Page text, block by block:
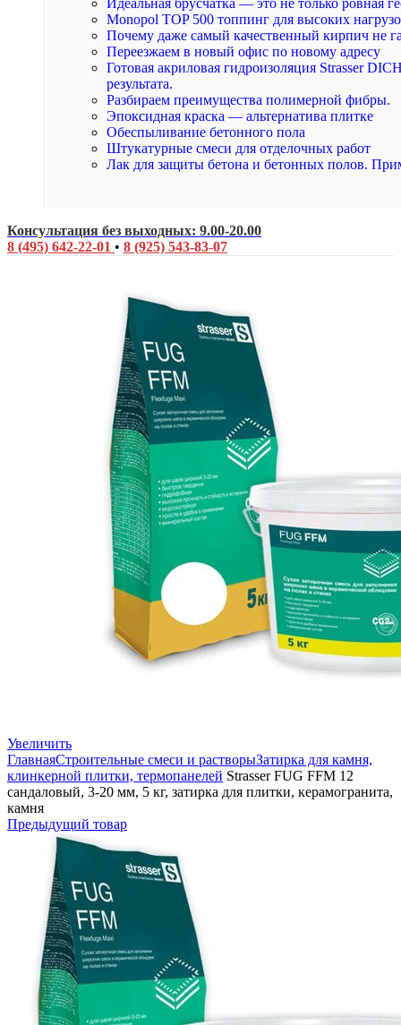
Идеальная брусчатка — это не только ровная
Monopol TOP 500 топпинг для высоких
Почему даже самый качественный кирпич не
Переезжаем в новый офис по новому адресу
Готовая акриловая гидроизоляция Strasser
результата.
Разбираем преимущества полимерной фибры.
Эпоксидная краска — альтернатива плитке
Обеспыливание бетонного пола
Штукатурные смеси для отделочных работ
Лак для защиты бетона и бетонных полов.
Консультация без выходных: 9.00-20.00
8 (495) 642-22-01 • 8 (925) 543-83-07
Увеличить
ГлавнаяСтроительные смеси и растворыЗатирка для камня,
клинкерной плитки, термопанелей Strasser FUG FFM 12
сандаловый, 3-20 мм, 5 кг, затирка для плитки, керамогранита,
камня
Предыдущий товар